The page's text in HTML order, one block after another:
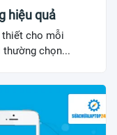
hiệu quả
thiết cho mỗi
chọn...